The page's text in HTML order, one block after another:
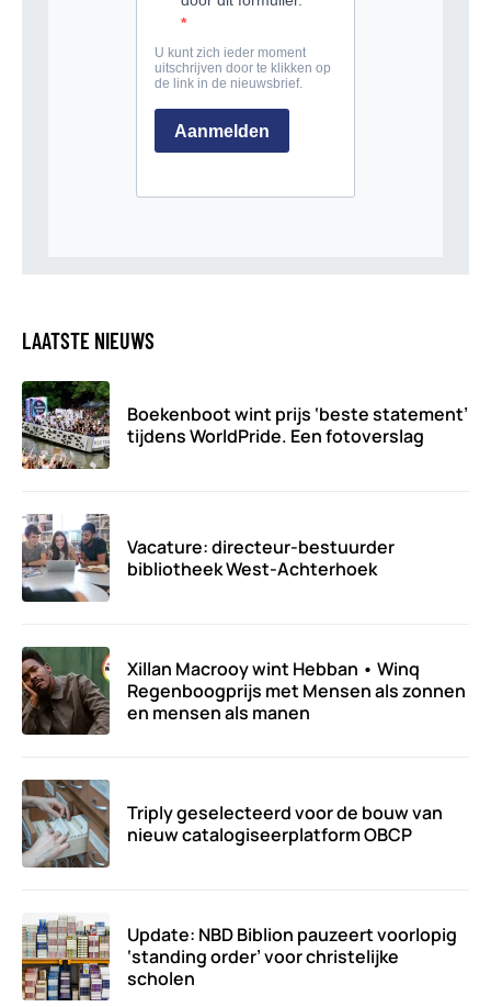
LAATSTE NIEUWS
Boekenboot wint prijs ‘beste statement’
tijdens WorldPride. Een fotoverslag
Vacature: directeur-bestuurder
bibliotheek West-Achterhoek
Xillan Macrooy wint Hebban • Winq
Regenboogprijs met Mensen als zonnen
en mensen als manen
Triply geselecteerd voor de bouw van
nieuw catalogiseerplatform OBCP
Update: NBD Biblion pauzeert voorlopig
‘standing order’ voor christelijke
scholen